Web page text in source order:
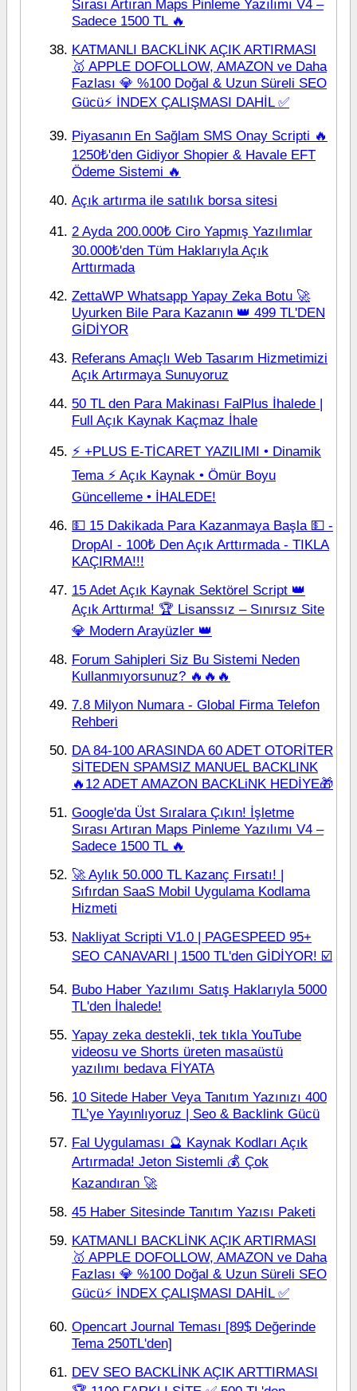
Sırası Artıran Maps Pinleme Yazılımı V4 –
Sadece 1500 TL 🔥
KATMANLI BACKLİNK AÇIK ARTIRMASI
🥇 APPLE DOFOLLOW, AMAZON ve Daha
Fazlası 💎 %100 Doğal & Uzun Süreli SEO
Gücü⚡ İNDEX ÇALIŞMASI DAHİL ✅
Piyasanın En Sağlam SMS Onay Scripti 🔥
1250₺'den Gidiyor Shopier & Havale EFT
Ödeme Sistemi 🔥
Açık artırma ile satılık borsa sitesi
2 Ayda 200.000₺ Ciro Yapmış Yazılımlar
30.000₺'den Tüm Haklarıyla Açık
Arttırmada
ZettaWP Whatsapp Yapay Zeka Botu 🚀
Uyurken Bile Para Kazanın 👑 499 TL'DEN
GİDİYOR
Referans Amaçlı Web Tasarım Hizmetimizi
Açık Artırmaya Sunuyoruz
50 TL den Para Makinası FalPlus İhalede |
Full Açık Kaynak Kaçmaz İhale
⚡ +PLUS E-TİCARET YAZILIMI • Dinamik
Tema ⚡ Açık Kaynak • Ömür Boyu
Güncelleme • İHALEDE!
💵 15 Dakikada Para Kazanmaya Başla 💵 -
DropAI - 100₺ Den Açık Arttırmada - TIKLA
KAÇIRMA!!!
15 Adet Açık Kaynak Sektörel Script 👑
Açık Arttırma! 🏆 Lisanssız – Sınırsız Site
💎 Modern Arayüzler 👑
Forum Sahipleri Siz Bu Sistemi Neden
Kullanmıyorsunuz? 🔥🔥🔥
7.8 Milyon Numara - Global Firma Telefon
Rehberi
DA 84-100 ARASINDA 60 ADET OTORİTER
SİTEDEN SPAMSIZ MANUEL BACKLINK
🔥12 ADET AMAZON BACKLiNK HEDİYE🎁
Google'da Üst Sıralara Çıkın! İşletme
Sırası Artıran Maps Pinleme Yazılımı V4 –
Sadece 1500 TL 🔥
🚀 Aylık 50.000 TL Kazanç Fırsatı! |
Sıfırdan SaaS Mobil Uygulama Kodlama
Hizmeti
Nakliyat Scripti V1.0 | PAGESPEED 95+
SEO CANAVARI | 1500 TL'den GİDİYOR! ☑️
Bubo Haber Yazılımı Satış Haklarıyla 5000
TL'den İhalede!
Yapay zeka destekli, tek tıkla YouTube
videosu ve Shorts üreten masaüstü
yazılımı bedava FİYATA
10 Sitede Haber Veya Tanıtım Yazınızı 400
TL’ye Yayınlıyoruz | Seo & Backlink Gücü
Fal Uygulaması 🔮 Kaynak Kodları Açık
Artırmada! Jeton Sistemli 💰 Çok
Kazandıran 🚀
45 Haber Sitesinde Tanıtım Yazısı Paketi
KATMANLI BACKLİNK AÇIK ARTIRMASI
🥇 APPLE DOFOLLOW, AMAZON ve Daha
Fazlası 💎 %100 Doğal & Uzun Süreli SEO
Gücü⚡ İNDEX ÇALIŞMASI DAHİL ✅
Opencart Journal Teması [89$ Değerinde
Tema 250TL'den]
DEV SEO BACKLİNK AÇIK ARTTIRMASI